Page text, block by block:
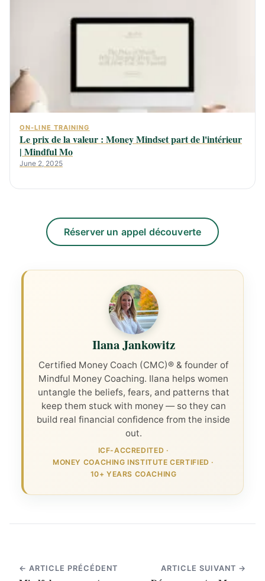
ON-LINE TRAINING
Le prix de la valeur : Money Mindset part de l'intérieur
| Mindful Mo
June 2, 2025
Réserver un appel découverte
Ilana Jankowitz
Certified Money Coach (CMC)® & founder of
Mindful Money Coaching. Ilana helps women
untangle the beliefs, fears, and patterns that
keep them stuck with money — so they can
build real financial confidence from the inside
out.
ICF-ACCREDITED ·
MONEY COACHING INSTITUTE CERTIFIED ·
10+ YEARS COACHING
← ARTICLE PRÉCÉDENT ARTICLE SUIVANT →